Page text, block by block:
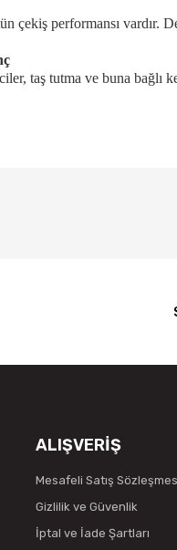
çekiş performansı vardır.
taş tutma ve buna bağlı
ALIŞVERİŞ
Mesafeli Satış
Gizlilik ve Güvenlik
İptal ve İade Şartları